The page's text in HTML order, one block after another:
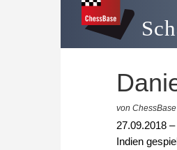
von ChessBase
27.09.2018
Indien